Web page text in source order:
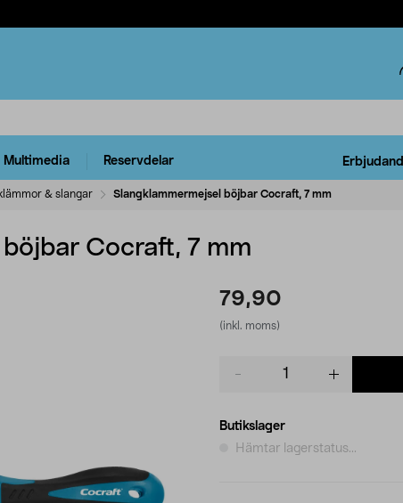
Multimedia Reservdelar
& slangar Slangklammermejsel böjbar Cocraft, 7 mm
Cocraft, 7 mm
79,90
(inkl. moms)
Butikslager
Hämtar lagerstatus...